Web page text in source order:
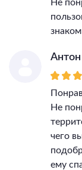
Не
Антон
Не
чего
ему